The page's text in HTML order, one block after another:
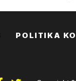
POLITIKA